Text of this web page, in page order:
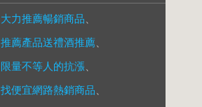
大力推薦暢銷商品
推薦產品送禮酒推薦
限量不等人的抗漲
找便宜網路熱銷商品